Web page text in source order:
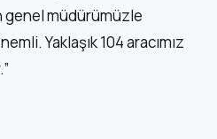
genel müdürümüzle
Yaklaşık 104 aracımız